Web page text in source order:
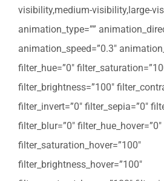
visibility,medium-visibility,large-
animation_type=””
animation_speed=”0.3″
filter_hue=”0″
filter_brightness=”100″
filter_invert=”0″ filter_sepia=”0″
filter_blur=”0″ filter_hue_hover=”0″
filter_saturation_hover=”100″
filter_brightness_hover=”100″